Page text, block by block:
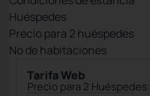
Huéspedes
Precio para 2 huéspedes
Nº de habitaciones
Tarifa Web
Precio para 2 Huéspedes: